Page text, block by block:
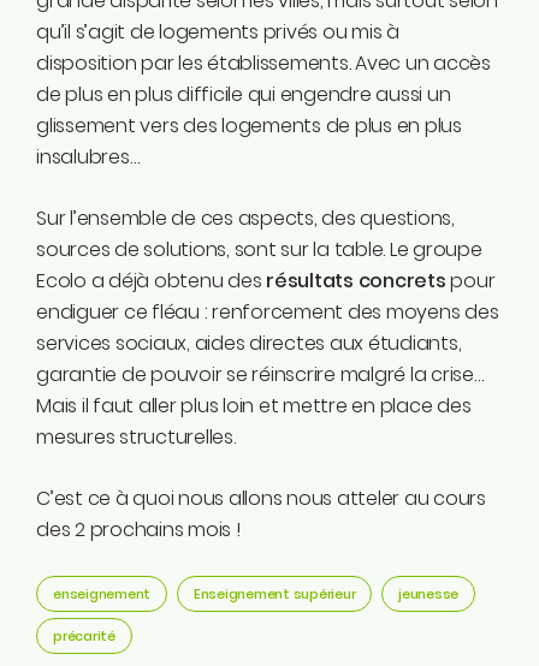
qu’il s’agit de logements privés ou mis à
disposition par les établissements. Avec un accès
de plus en plus difficile qui engendre aussi un
glissement vers des logements de plus en plus
insalubres…
Sur l’ensemble de ces aspects, des questions,
sources de solutions, sont sur la table. Le groupe
Ecolo a déjà obtenu des résultats concretspour
endiguer ce fléau : renforcement des moyens des
services sociaux, aides directes aux étudiants,
garantie de pouvoir se réinscrire malgré la crise…
Mais il faut aller plus loin et mettre en place des
mesures structurelles.
C’est ce à quoi nous allons nous atteler au cours
des 2 prochains mois !
enseignement Enseignement supérieur jeunesse
précarité